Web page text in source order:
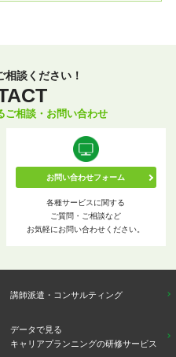
相談ください！
ご相談・お問い合わせ
お問い合わせフォーム
各種サービスに関する
ご質問・ご相談など
お気軽にお問い合わせください。
講師派遣・コンサルティング
データで見る
キャリアプランニングの研修サービス